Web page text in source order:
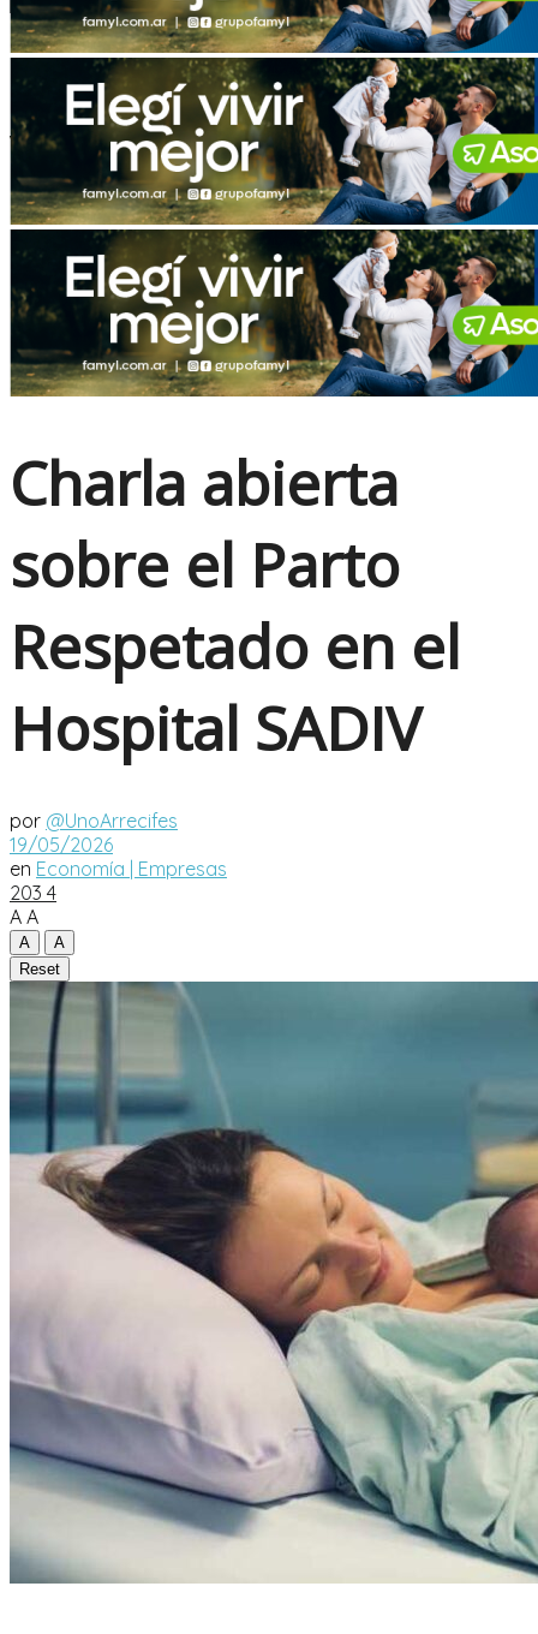
No Result
View All Result
Charla abierta
sobre el Parto
Respetado en el
Hospital SADIV
por @UnoArrecifes
19/05/2026
en Economía | Empresas
203 4
A A
A
A
Reset